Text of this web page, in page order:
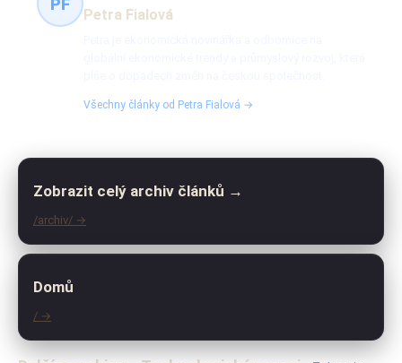
Petra Fialová
Všechny články od Petra Fialová →
Zobrazit celý archiv článků →
/archiv/ →
Domů
/ →